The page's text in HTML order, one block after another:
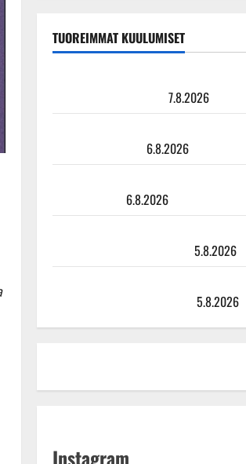
TUOREIMMAT KUULUMISET
7.8.2026
6.8.2026
6.8.2026
5.8.2026
5.8.2026
Instagram